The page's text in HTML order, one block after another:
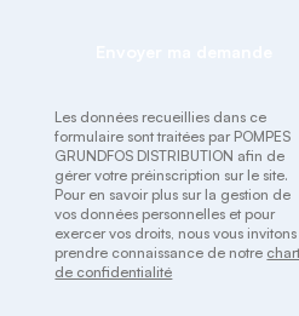
Les données recueillies dans ce
formulaire sont traitées par POMPES
GRUNDFOS DISTRIBUTION afin de
gérer votre préinscription sur le site.
Pour en savoir plus sur la gestion de
vos données personnelles et pour
exercer vos droits, nous vous
prendre connaissance de notre
de confidentialité